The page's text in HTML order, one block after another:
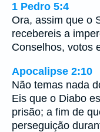
1 Pedro 5:4
Ora, assim que o
recebereis a
Conselhos, votos
Apocalipse 2:10
Não temas nada
Eis que o Diabo
prisão; a fim de
perseguição